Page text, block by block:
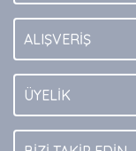
ALIŞVERİŞ
ÜYELİK